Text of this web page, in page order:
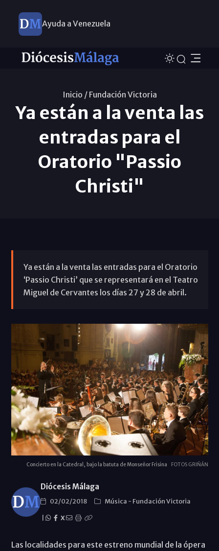
Ayuda a Venezuela
Inicio / Fundación Victoria
Ya están a la venta las
entradas para el
Oratorio "Passio
Christi"
Ya están a la venta las entradas para el Oratorio
‘Passio Christi’ que se representará en el Teatro
Miguel de Cervantes los días 27 y 28 de abril.
Concierto en la Catedral, bajo la batuta de Monseñor Frisina FOTOS GRIÑÁN
Diócesis Málaga
02/02/2018 Música - Fundación Victoria
X
Las localidades para este estreno mundial de la ópera